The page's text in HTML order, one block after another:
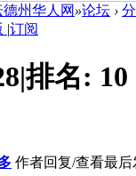
州华人网 »论坛 ›
|订阅
|排名: 10
作者回复/查看最后